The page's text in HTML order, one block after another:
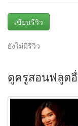
เขียนรีวิว
ยังไม่มีรีวิว
ดูครูสอนฟลูต